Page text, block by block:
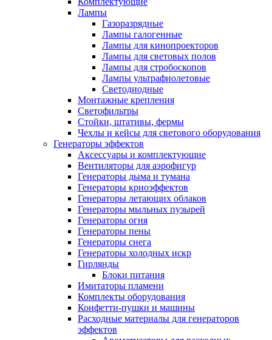
Лампы
Газоразрядные
Лампы галогенные
Лампы для кинопроекторов
Лампы для световых полов
Лампы для стробоскопов
Лампы ультрафиолетовые
Светодиодные
Монтажные крепления
Светофильтры
Стойки, штативы, фермы
Чехлы и кейсы для светового оборудования
Генераторы эффектов
Аксессуары и комплектующие
Вентиляторы для аэрофигур
Генераторы дыма и тумана
Генераторы криоэффектов
Генераторы летающих облаков
Генераторы мыльных пузырей
Генераторы огня
Генераторы пены
Генераторы снега
Генераторы холодных искр
Гирлянды
Блоки питания
Имитаторы пламени
Комплекты оборудования
Конфетти-пушки и машины
Расходные материалы для генераторов
эффектов